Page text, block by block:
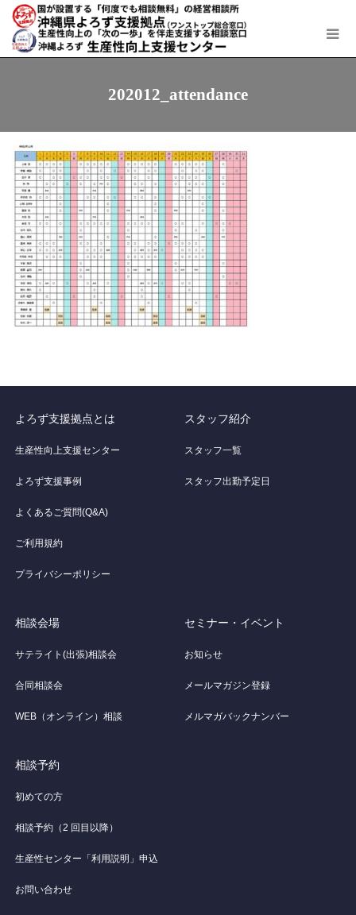
202012_attendance
よろず支援拠点とは
生産性向上支援センター
よろず支援事例
よくあるご質問(Q&A)
ご利用規約
プライバシーポリシー
スタッフ紹介
スタッフ一覧
スタッフ出勤予定日
相談会場
サテライト(出張)相談会
合同相談会
WEB（オンライン）相談
セミナー・イベント
お知らせ
メールマガジン登録
メルマガバックナンバー
相談予約
初めての方
相談予約（2 回目以降）
生産性センター「利用説明」申込
お問い合わせ